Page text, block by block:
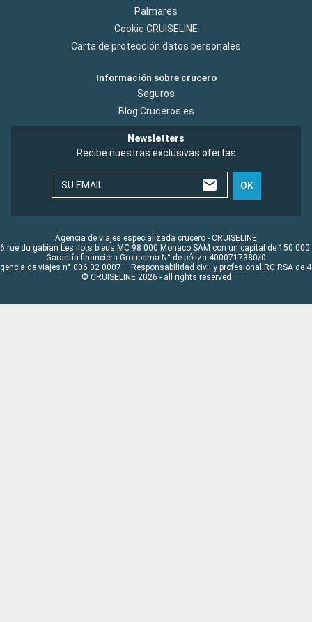
Palmares
Cookie CRUISELINE
Carta de protección datos personales
Información sobre crucero
Seguros
Blog Cruceros.es
Newsletters
Recibe nuestras exclusivas ofertas
SU EMAIL OK
Agencia de viajes especializada crucero - CRUISELINE
rue du gabian Les flots bleus MC 98 000 Monaco SAM con un capital de 150 000
Garantía financiera Groupama N° de póliza 4000717380/0
de viajes n° 006 02 0007 – Responsabilidad civil y profesional RC RSA de
© CRUISELINE 2026 - all rights reserved